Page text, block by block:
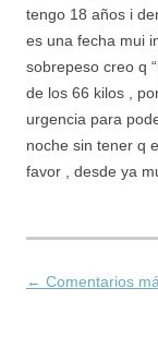
tengo 18 años i
es una fecha mui
sobrepeso creo q
de los 66 kilos ,
urgencia para
noche sin tener q
favor , desde ya
Navegación de
← Comentarios